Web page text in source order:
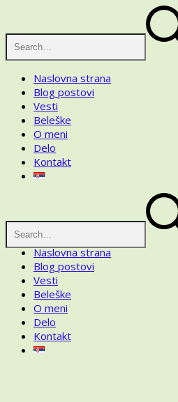
content
Naslovna strana
Blog postovi
Vesti
Beleške
O meni
Delo
Kontakt
Naslovna strana
Blog postovi
Vesti
Beleške
O meni
Delo
Kontakt